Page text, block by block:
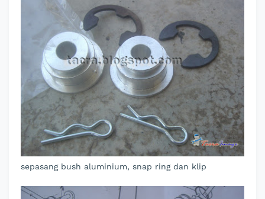
sepasang bush aluminium, snap ring dan klip